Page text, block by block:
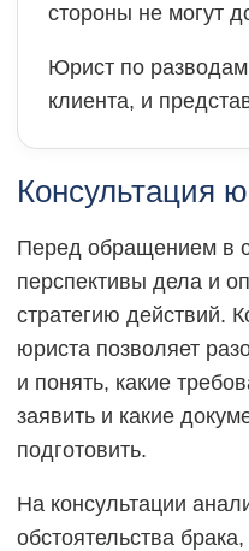
стороны не могут
Юрист по
клиента, и
Консультация
Перед обращением в
перспективы дела и
стратегию действий.
юриста позволяет
и понять, какие
заявить и какие
подготовить.
На консультации
обстоятельства